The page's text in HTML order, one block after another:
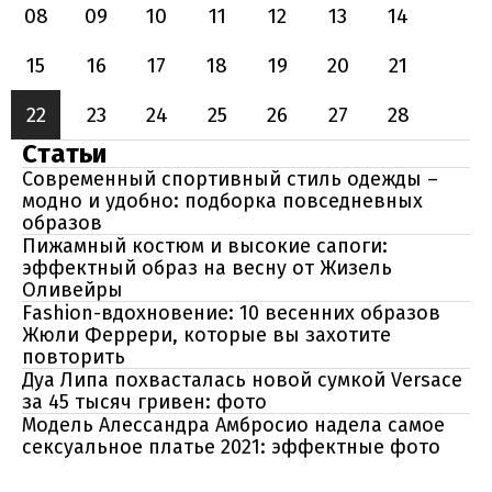
08 09 10 11 12 13
14
15
16 17 18 19 20
21
22
23 24 25 26 27 28
Статьи
Современный спортивный стиль одежды –
модно и удобно: подборка повседневных
образов
Пижамный костюм и высокие сапоги:
эффектный образ на весну от Жизель
Оливейры
Fashion-вдохновение: 10 весенних образов
Жюли Феррери, которые вы захотите
повторить
Дуа Липа похвасталась новой сумкой Versace
за 45 тысяч гривен: фото
Модель Алессандра Амбросио надела самое
сексуальное платье 2021: эффектные фото